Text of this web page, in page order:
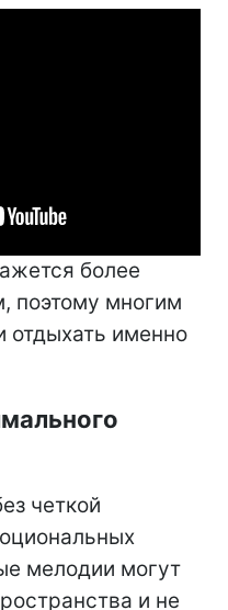
более
поэтому многим
отдыхать именно
четкой
мелодии могут
и не